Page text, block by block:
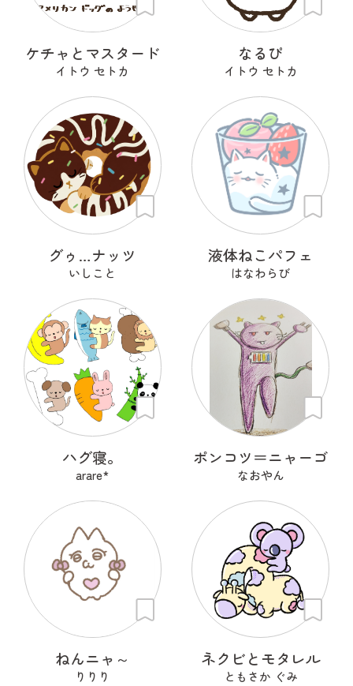
ケチャとマスタード
イトウ セトカ
なるぴ
イトウ セトカ
グゥ…ナッツ
いしこと
液体ねこパフェ
はなわらび
ハグ寝。
arare*
ポンコツ＝ニャーゴ
なおやん
ねんニャ～
りりり
ネクビとモタレル
ともさか ぐみ